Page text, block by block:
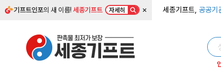
기프트인포의 새 이름!세종기프트 자세히 × 세종기프트, 공공기